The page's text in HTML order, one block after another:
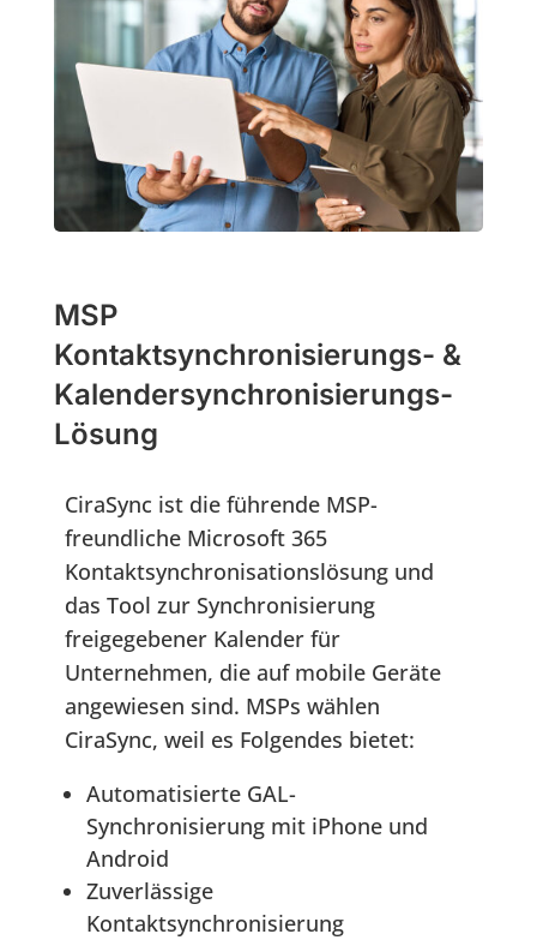
MSP
Kontaktsynchronisierungs- &
Kalendersynchronisierungs-
Lösung
CiraSync ist die führende MSP-
freundliche Microsoft 365
Kontaktsynchronisationslösung und
das Tool zur Synchronisierung
freigegebener Kalender für
Unternehmen, die auf mobile Geräte
angewiesen sind. MSPs wählen
CiraSync, weil es Folgendes bietet:
Automatisierte GAL-
Synchronisierung mit iPhone und
Android
Zuverlässige
Kontaktsynchronisierung